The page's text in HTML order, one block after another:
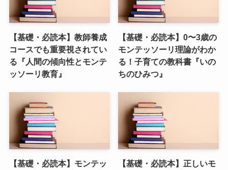
【基礎・必読本】教師養成
コースでも重要視されてい
る『人間の傾向性とモンテ
ッソーリ教育』
【基礎・必読本】0〜3歳の
モンテッソーリ理論がわか
る！子育ての教科書『いの
ちのひみつ』
【基礎・必読本】モンテッ
【基礎・必読本】正しいモ